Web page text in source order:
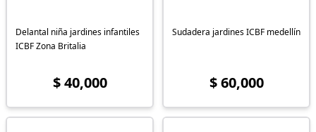
Delantal niña jardines infantiles
ICBF Zona Britalia
$ 40,000
Sudadera jardines ICBF medellín
$ 60,000